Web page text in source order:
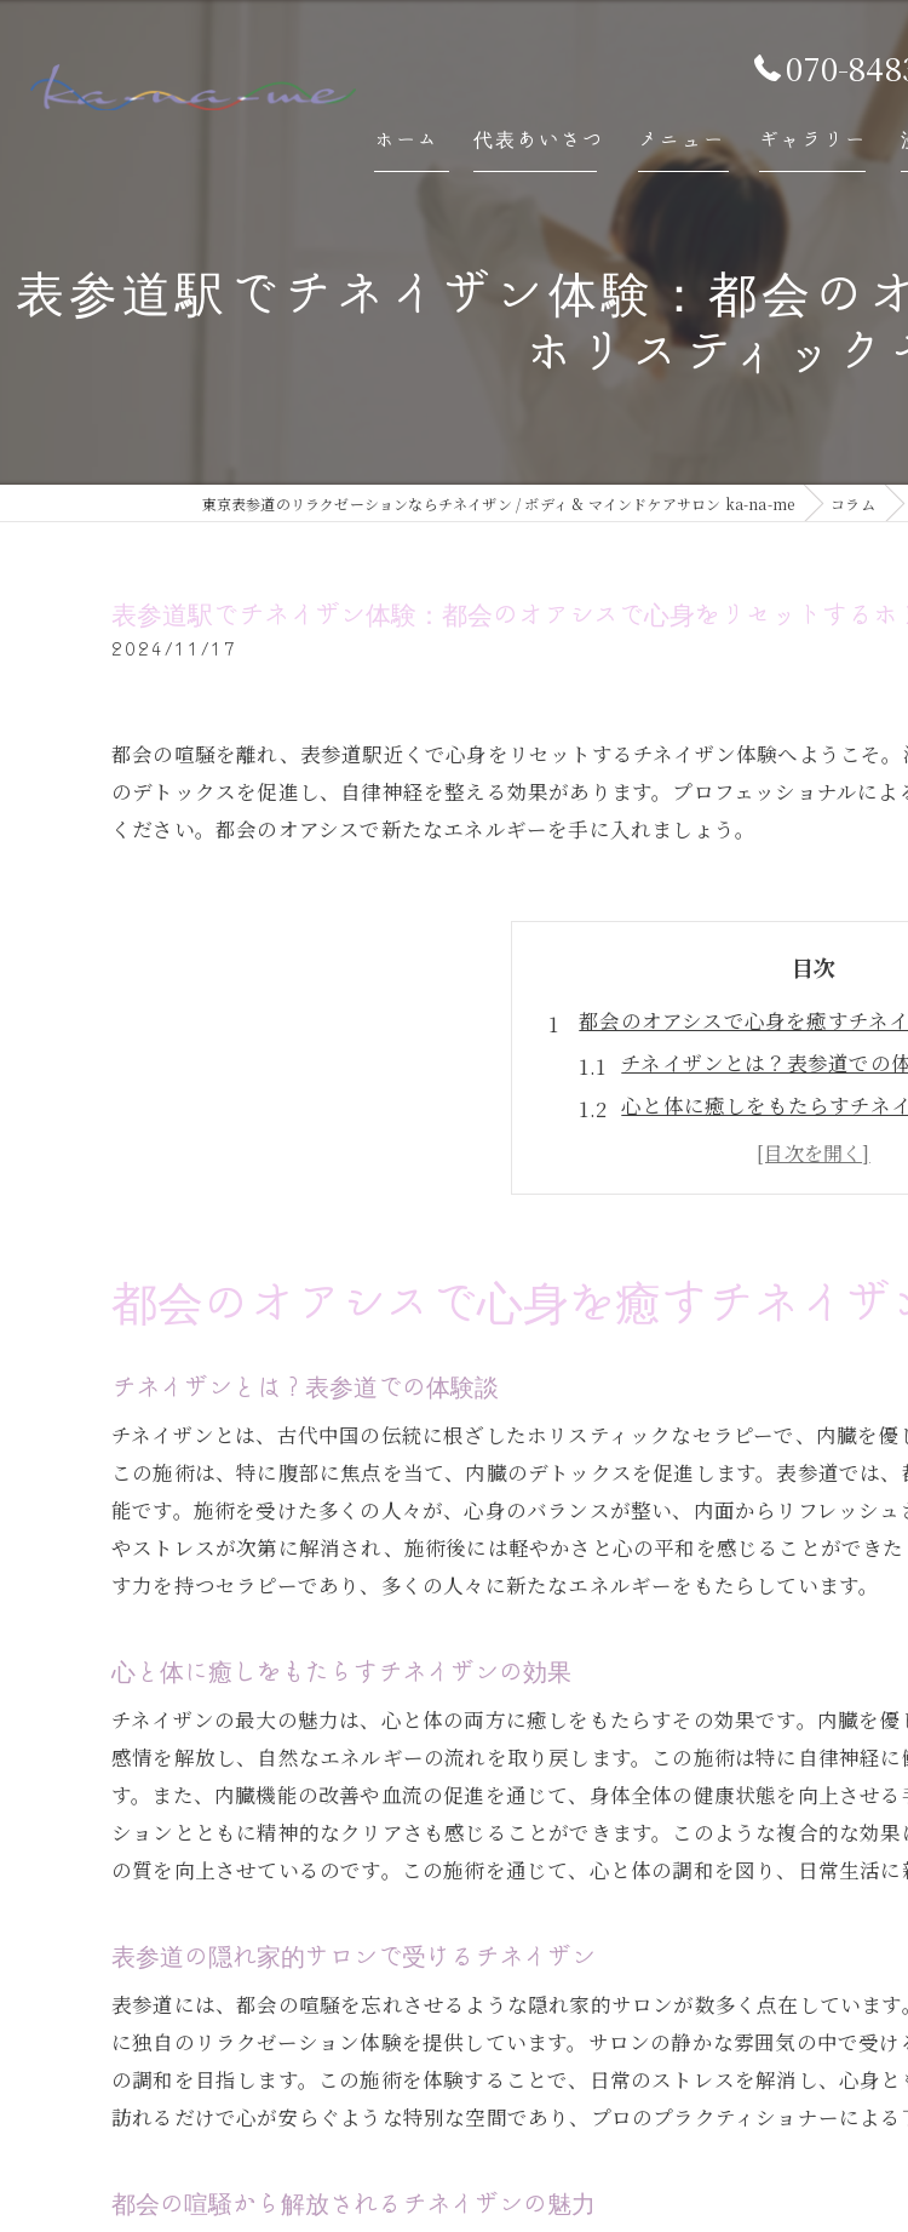
070-
ホーム 代表あいさつ メニュー ギャラリー
表参道駅でチネイザン体験：都会の
ホリスティック
東京表参道のリラクゼーションならチネイザン / ボディ & マインドケアサロン ka-na-me コラム
表参道駅でチネイザン体験：都会のオアシスで心身をリセットするホ
2024/11/17
都会の喧騒を離れ、表参道駅近くで心身をリセットするチネイザン体験へようこそ
のデトックスを促進し、自律神経を整える効果があります。プロフェッショナルに
ください。都会のオアシスで新たなエネルギーを手に入れましょう。
目次
都会のオアシスで心身を癒すチネ
チネイザンとは？表参道での
心と体に癒しをもたらすチネ
表参道の隠れ家的サロンで受
都会の喧騒から解放されるチ
チネイザンで日常のストレス
チネイザンで内臓デトックスと自
身体の中から健康を取り戻す
デトックスを促進するチネイ
チネイザンがもたらす心身の
内臓ケアで新たな活力を手に入
心の静けさを追求するチネイザ
表参道で心身の調和を取り戻
チネイザンで静寂とリラクゼ
日常の喧騒から離れる表参道
心身のリセットを促すチネイ
ホリスティックアプローチで
チネイザンがもたらす内面か
心身の調和を実現するセラピ
日常のストレスから解放されるチ
都会のオアシスで心身を癒すチネイザ
チネイザンとは？表参道での体験談
チネイザンとは、古代中国の伝統に根ざしたホリスティックなセラピーで、内臓を
この施術は、特に腹部に焦点を当て、内臓のデトックスを促進します。表参道では
能です。施術を受けた多くの人々が、心身のバランスが整い、内面からリフレッシ
やストレスが次第に解消され、施術後には軽やかさと心の平和を感じることができ
す力を持つセラピーであり、多くの人々に新たなエネルギーをもたらしています。
心と体に癒しをもたらすチネイザンの効果
チネイザンの最大の魅力は、心と体の両方に癒しをもたらすその効果です。内臓を
感情を解放し、自然なエネルギーの流れを取り戻します。この施術は特に自律神経
す。また、内臓機能の改善や血流の促進を通じて、身体全体の健康状態を向上させ
ションとともに精神的なクリアさも感じることができます。このような複合的な効
の質を向上させているのです。この施術を通じて、心と体の調和を図り、日常生活に
表参道の隠れ家的サロンで受けるチネイザン
表参道には、都会の喧騒を忘れさせるような隠れ家的サロンが数多く点在していま
に独自のリラクゼーション体験を提供しています。サロンの静かな雰囲気の中で受
の調和を目指します。この施術を体験することで、日常のストレスを解消し、心身
訪れるだけで心が安らぐような特別な空間であり、プロのプラクティショナーによる
都会の喧騒から解放されるチネイザンの魅力